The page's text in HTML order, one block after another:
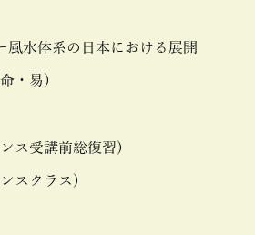
風水体系の日本における展開
・易)
ス受講前総復習)
スクラス)